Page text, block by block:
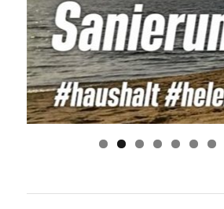
Leichte Sprache
Über mich
Kontakt
Impressum